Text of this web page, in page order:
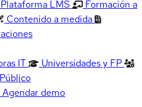
Plataforma LMS
Formación a
Contenido a medida
IT
Universidades y FP
Agendar demo